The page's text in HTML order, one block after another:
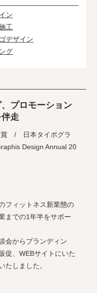
ン
工
デザイン
グ
プロモーション
走
賞 / 日本タイポグラ
Design Annual 20
フィットネス新業態の
までの1年半をサポー
会からブランディン
促、WEBサイトにいた
たしました。